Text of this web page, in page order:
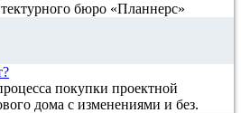
бюро «Планнерс»
покупки проектной
дома с изменениями и без.